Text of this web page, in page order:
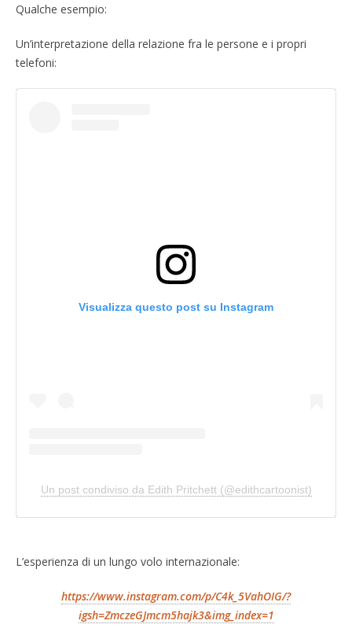
Qualche esempio:
Un’interpretazione della relazione fra le persone e i propri
telefoni:
Visualizza questo post su Instagram
Un post condiviso da Edith Pritchett (@edithcartoonist)
L’esperienza di un lungo volo internazionale:
https://www.instagram.com/p/C4k_5VahOIG/?
igsh=ZmczeGJmcm5hajk3&img_index=1